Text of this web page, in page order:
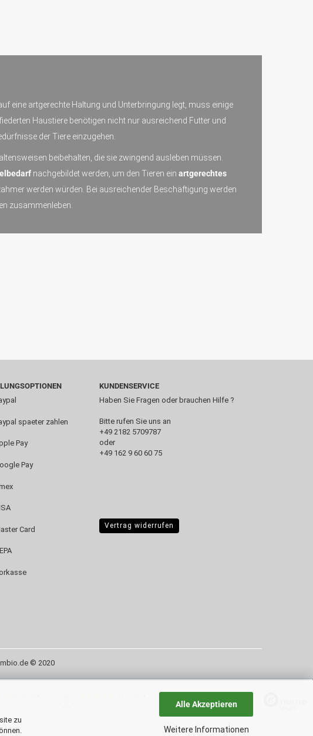
zu
Alle Akzeptieren
Weitere Informationen
eine artgerechte Haltung und Unterbringung legt, muss einige
Haustiere benötigen nicht nur ausreichend Futter und
der Tiere einzugehen.
beibehalten, die sie zwingend ausleben müssen.
nachgebildet werden, um den Tieren ein artgerechtes
werden würden. Bei ausreichender Beschäftigung werden
zusammenleben.
KUNDENSERVICE
Haben Sie Fragen oder brauchen Hilfe ?
Bitte rufen Sie uns an
+49 2182 5709787‬
oder
+49 162 9 60 60 75
Vertrag widerrufen
© 2020